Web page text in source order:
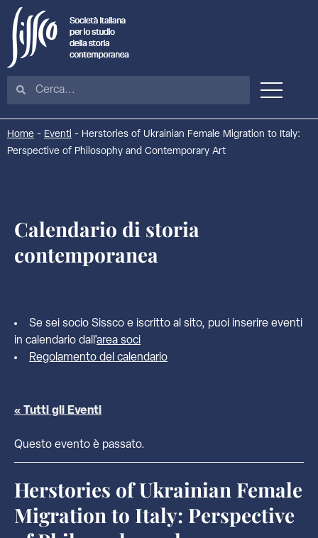
Home - Eventi - Herstories of Ukrainian Female Migration to Italy:
Perspective of Philosophy and Contemporary Art
Calendario di storia
contemporanea
Se sei socio Sissco e iscritto al sito, puoi inserire eventi
in calendario dall'area soci
Regolamento del calendario
« Tutti gli Eventi
Questo evento è passato.
Herstories of Ukrainian Female
Migration to Italy: Perspective